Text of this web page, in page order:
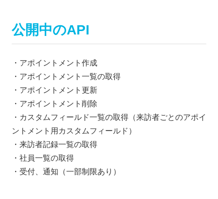
公開中のAPI
・アポイントメント作成
・アポイントメント一覧の取得
・アポイントメント更新
・アポイントメント削除
・カスタムフィールド一覧の取得（来訪者ごとのアポイ
ントメント用カスタムフィールド）
・来訪者記録一覧の取得
・社員一覧の取得
・受付、通知（一部制限あり）